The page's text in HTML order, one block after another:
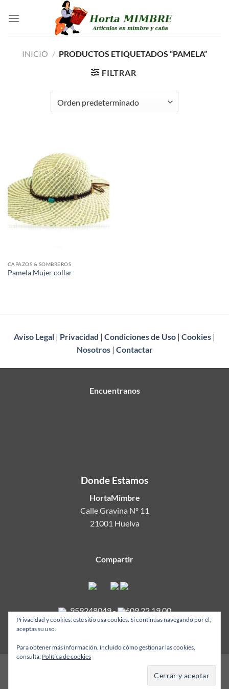
INICIO / PRODUCTOS ETIQUETADOS “PAMELA”
FILTRAR
CAPAZOS & SOMBREROS
Pamela Mujer collar
Privacidad y cookies: este sitio usa cookies. Si continúas navegando por él,
aceptas su uso.
Para obtener más información, incluido cómo gestionar las cookies,
consulta: Política de cookies
Aviso Legal | Privacidad | Condiciones de Uso | Cookies |
Nosotros| Contactar
Encuentranos
Donde Estamos
HortaMimbre
Calle Gravina Nº 11
21001 Huelva
Compartir
959248049- 609 22 19 00
HortaMimbre.com